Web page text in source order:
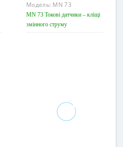
Модель: MN 73
MN 73 Токові датчики – кліщі
змінного струму